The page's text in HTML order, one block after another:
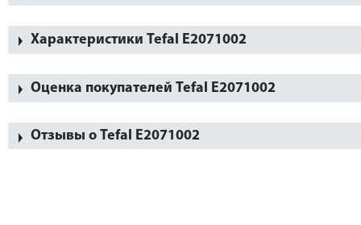
Характеристики Tefal E2071002
Оценка покупателей Tefal E2071002
Отзывы о Tefal E2071002